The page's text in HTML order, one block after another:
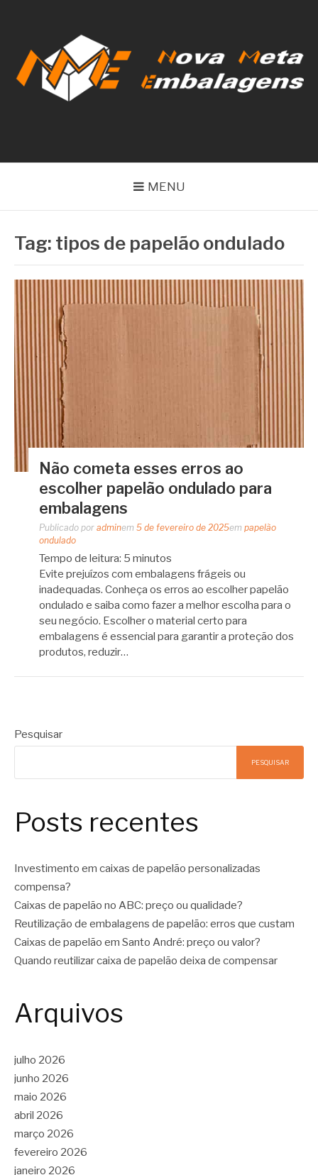
conteúdo
MENU
Tag: tipos de papelão ondulado
Não cometa esses erros ao
escolher papelão ondulado para
embalagens
Publicado por adminem 5 de fevereiro de 2025em papelão
ondulado
Tempo de leitura: 5 minutos
Evite prejuízos com embalagens frágeis ou
inadequadas. Conheça os erros ao escolher papelão
ondulado e saiba como fazer a melhor escolha para o
seu negócio. Escolher o material certo para
embalagens é essencial para garantir a proteção dos
produtos, reduzir…
Pesquisar
PESQUISAR
Posts recentes
Investimento em caixas de papelão personalizadas
compensa?
Caixas de papelão no ABC: preço ou qualidade?
Reutilização de embalagens de papelão: erros que custam
Caixas de papelão em Santo André: preço ou valor?
Quando reutilizar caixa de papelão deixa de compensar
Arquivos
julho 2026
junho 2026
maio 2026
abril 2026
março 2026
fevereiro 2026
janeiro 2026